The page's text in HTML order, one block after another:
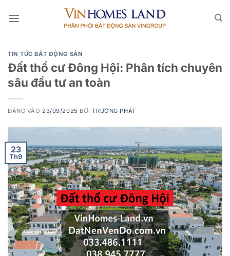
qua
TIN TỨC BẤT ĐỘNG SẢN
Đất thổ cư Đông Hội: Phân tích chuyên
sâu đầu tư an toàn
ĐĂNG VÀO 23/09/2025 BỞITRƯỜNG PHÁT
23
Th9